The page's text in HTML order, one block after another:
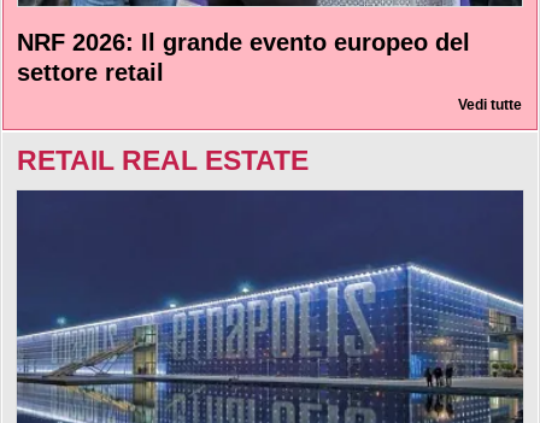
NRF 2026: Il grande evento europeo del
settore retail
Vedi tutte
RETAIL REAL ESTATE